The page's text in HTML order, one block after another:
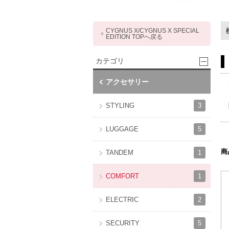
商
CYGNUS X/CYGNUS X SPECIAL
EDITION TOPへ戻る
カテゴリ
アクセサリー
STYLING 3
LUGGAGE 5
TANDEM 1
COMFORT 1
ELECTRIC 2
SECURITY 5